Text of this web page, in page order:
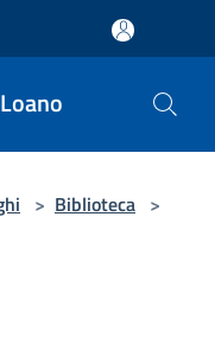
> Biblioteca >